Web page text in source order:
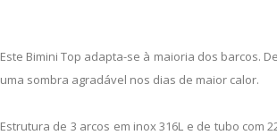
Este Bimini Top adapta-se à maioria dos barcos.
uma sombra agradável nos dias de maior calor.
Estrutura de 3 arcos em inox 316L e de tubo com